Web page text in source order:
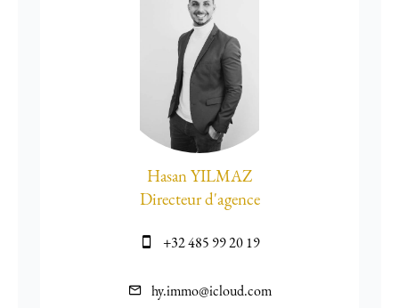
Hasan YILMAZ
Directeur d'agence
+32 485 99 20 19
hy.immo@icloud.com